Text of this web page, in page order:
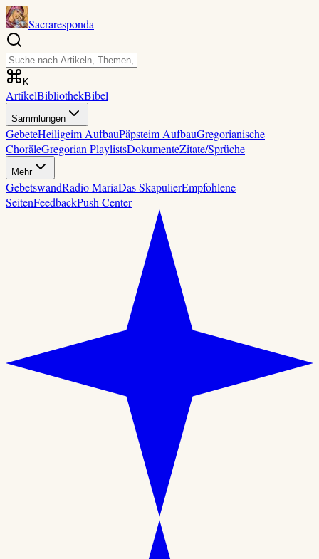
Sacraresponda
K
ArtikelBibliothekBibel
Sammlungen
GebeteHeiligeim AufbauPäpsteim AufbauGregorianische
ChoräleGregorian PlaylistsDokumenteZitate/Sprüche
Mehr
GebetswandRadio MariaDas SkapulierEmpfohlene
SeitenFeedbackPush Center